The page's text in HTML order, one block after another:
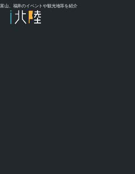
山、福井のイベントや観光地等を紹介